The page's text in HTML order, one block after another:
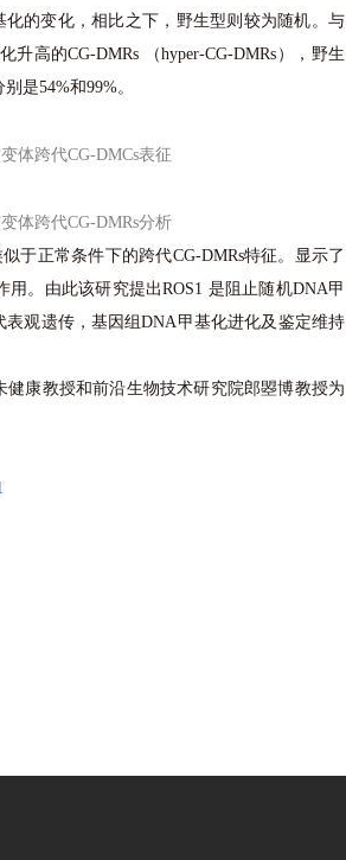
的变化，相比之下，野生型则较为随机。与
升高的CG-DMRs （hyper-CG-DMRs），野生
是54%和99%。
体跨代CG-DMCs表征
体跨代CG-DMRs分析
于正常条件下的跨代CG-DMRs特征。显示了
。由此该研究提出ROS1 是阻止随机DNA甲
观遗传，基因组DNA甲基化进化及鉴定维持
康教授和前沿生物技术研究院郎曌博教授为